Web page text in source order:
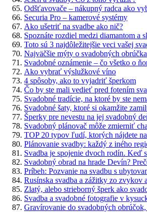
Odšťavovače – nákupný radca ako
Securia Pro – kamerové systémy
Ako ušetriť na svadbe ako nič?
Spoznáte rozdiel medzi diamantom a
Toto sú 3 najdôležitejšie veci vašej
Najväčšie mýty o svadobných
Svadobné oznámenie – čo všetko o
Ako vybrať výslužkové víno
4 spôsoby, ako to vyjadriť šperkom
Čo by ste mali vedieť pred fotením
Svadobné tradície, na ktoré by ste
Svadobné šaty, ktoré si okamžite
Šperky pre nevestu na jej svadobný
Svadobný plánovač môže zmierniť
TOP 20 typov ľudí, ktorých nájdete
Plánovanie svadby: každý z iného
Svadba je spojenie dvoch rodín. Keď
Svadobný obrad na hrade Devín?
Príbeh: Pozvanie na svadbu s
Rusínska svadba a zážitky zo zvykov
Zlatý, alebo strieborný šperk ako
Svadba a svadobné fotografie v
Gravírovanie do svadobných